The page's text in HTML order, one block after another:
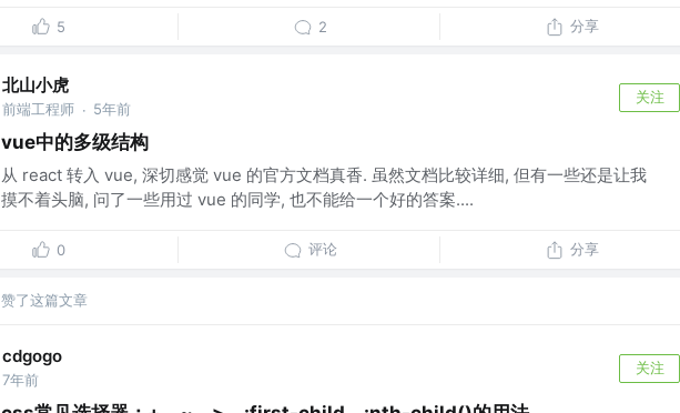
5 2 分享
北山小虎
前端工程师 · 5年前
关注
vue中的多级结构
从 react 转入 vue, 深切感觉 vue 的官方文档真香. 虽然文档比较详细, 但有一些还是让我
摸不着头脑, 问了一些用过 vue 的同学, 也不能给一个好的答案....
0 评论 分享
赞了这篇文章
cdgogo
7年前
关注